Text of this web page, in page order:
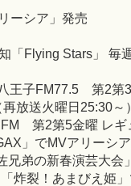
ーシア」発売
「Flying Stars」 毎
王子FM77.5 第2第
放送火曜日25:30～）
第2第5金曜 レギ
」でMVアリーシ
弟の新春演芸大会
炸裂！あまびえ姫